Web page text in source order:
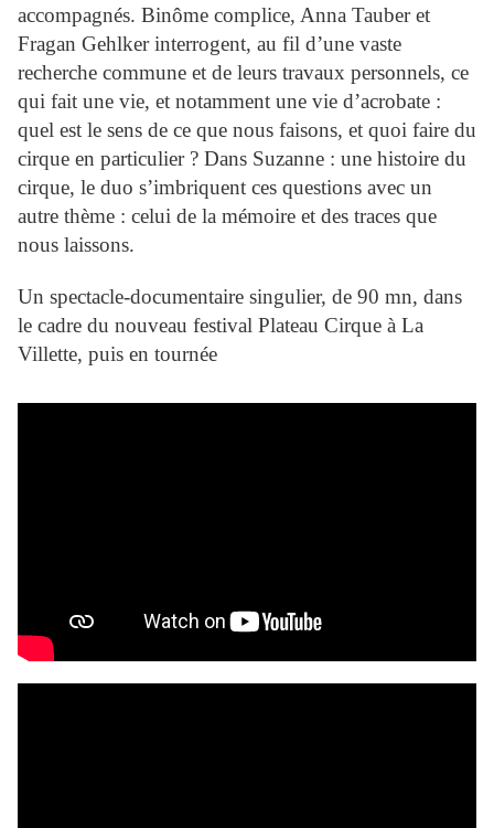
accompagnés. Binôme complice, Anna Tauber et
Fragan Gehlker interrogent, au fil d’une vaste
recherche commune et de leurs travaux personnels, ce
qui fait une vie, et notamment une vie d’acrobate :
quel est le sens de ce que nous faisons, et quoi faire du
cirque en particulier ? Dans Suzanne : une histoire du
cirque, le duo s’imbriquent ces questions avec un
autre thème : celui de la mémoire et des traces que
nous laissons.
Un spectacle-documentaire singulier, de 90 mn, dans
le cadre du nouveau festival Plateau Cirque à La
Villette, puis en tournée